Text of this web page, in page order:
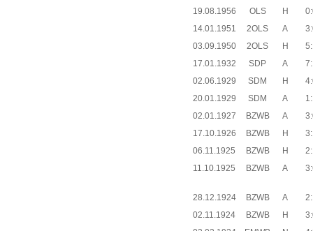
19.08.1956
OLS H
14.01.1951
2OLS A
03.09.1950
2OLS H
17.01.1932
SDP A
02.06.1929
SDM H
20.01.1929
SDM A
02.01.1927
BZWB A
17.10.1926
BZWB H
06.11.1925
BZWB H
11.10.1925
BZWB A
28.12.1924 BZWB A
02.11.1924
BZWB H